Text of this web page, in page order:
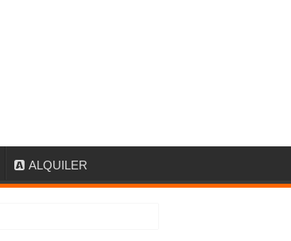
ALQUILER